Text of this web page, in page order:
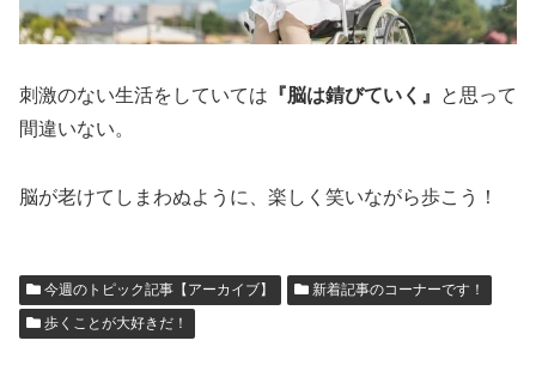
刺激のない生活をしていては 『脳は錆びていく』
と思って
間違いない。
脳が老けてしまわぬように、楽しく笑いながら歩こう！
今週のトピック記事【アーカイブ】
新着記事のコーナーです！
歩くことが大好きだ！